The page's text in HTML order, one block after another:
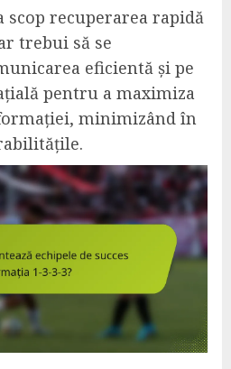
scop recuperarea rapidă
trebui să se
eficientă și pe
pentru a maximiza
minimizând în